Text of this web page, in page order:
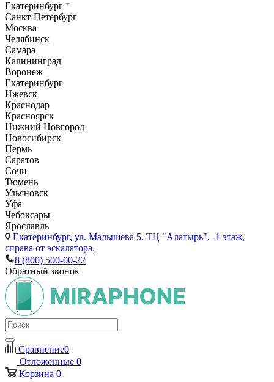
Екатеринбург
Санкт-Петербург
Москва
Челябинск
Самара
Калининград
Воронеж
Екатеринбург
Ижевск
Краснодар
Красноярск
Нижний Новгород
Новосибирск
Пермь
Саратов
Сочи
Тюмень
Ульяновск
Уфа
Чебоксары
Ярославль
Екатеринбург, ул. Малышева 5, ТЦ "Алатырь", -1 этаж,
справа от эскалатора.
8 (800) 500-00-22
Обратный звонок
Сравнение0
Отложенные 0
Корзина 0